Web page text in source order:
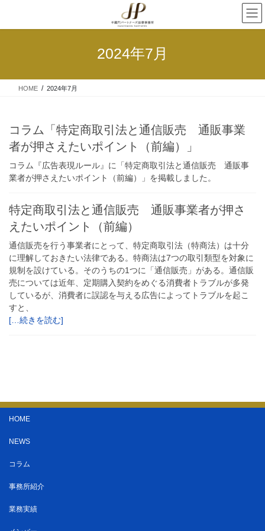
2024年7月
HOME 2024年7月
コラム「特定商取引法と通信販売 通販事業
者が押さえたいポイント（前編）」
コラム『広告表現ルール』に「特定商取引法と通信販売 通販事
業者が押さえたいポイント（前編）」を掲載しました。
特定商取引法と通信販売 通販事業者が押さ
えたいポイント（前編）
通信販売を行う事業者にとって、特定商取引法（特商法）は十分
に理解しておきたい法律である。特商法は7つの取引類型を対象に
規制を設けている。そのうちの1つに「通信販売」がある。通信販
売については近年、定期購入契約をめぐる消費者トラブルが多発
しているが、消費者に誤認を与える広告によってトラブルを起こ
すと、
[…続きを読む]
HOME
NEWS
コラム
事務所紹介
業務実績